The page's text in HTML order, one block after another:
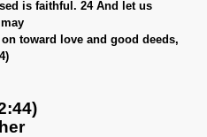
is faithful. 24 And let us
toward love and good deeds,